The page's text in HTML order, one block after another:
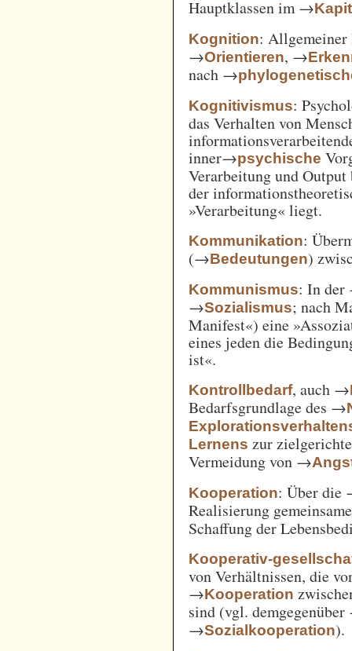
Hauptklassen im →
Kognition: Allgemeiner
→Orientieren, →
nach →
Kognitivismus:
das Verhalten von
inner→psychische
Verarbeitung und
der
»Verarbeitung« liegt.
Kommunikation:
(→Bedeutungen)
Kommunismus: In
→Sozialismus; nach
Manifest«) eine
eines jeden die
ist«.
Kontrollbedarf, auch →
Bedarfsgrundlage des →
Lernens zur
Vermeidung von →
Kooperation: Über
Realisierung
Schaffung der
Kooperativ-
von Verhältnissen, die
→Kooperation
sind (vgl.
→Sozialkooperation).